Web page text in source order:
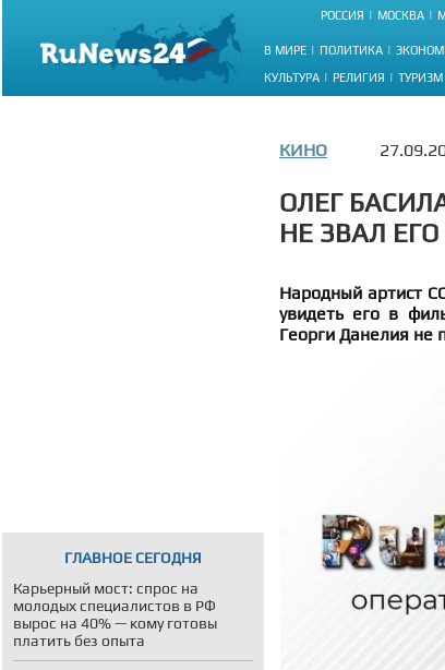
РОССИЯ МОСКВА
В МИРЕ ПОЛИТИКА
КУЛЬТУРА РЕЛИГИЯ ТУРИЗМ
ГЛАВНОЕ СЕГОДНЯ
Карьерный мост: спрос на
молодых специалистов в РФ
вырос на 40% — кому готовы
платить без опыта
КИНО
ОЛЕГ
НЕ ЗВАЛ
Народный артист
увидеть его в
Георги Данелия не